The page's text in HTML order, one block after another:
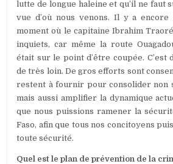
lutte de longue haleine et qu’il ne faut
vue d’où nous venons. Il y a encore
moment où le capitaine Ibrahim
inquiets, car même la route
était sur le point d’être coupée. C’est
de très loin. De gros efforts sont
restent à fournir pour consolider non
mais aussi amplifier la dynamique
que nous puissions ramener la
Faso, afin que tous nos concitoyens
toute sécurité.
Quel est le plan de prévention de la